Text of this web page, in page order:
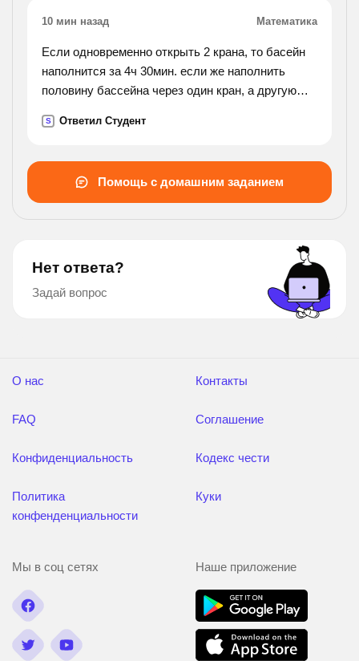
10 мин назад Математика
Если одновременно открыть 2 крана, то басейн
наполнится за 4ч 30мин. если же наполнить
половину бассейна через один кран, а другую
бассейна потребуется 12 ч. за какое время
S Ответил Студент
Помощь с домашним заданием
Нет ответа?
Задай вопрос
О нас
FAQ
Конфиденциальность
Политика
конфенденциальности
Контакты
Соглашение
Кодекс чести
Куки
Мы в соц сетях Наше приложение